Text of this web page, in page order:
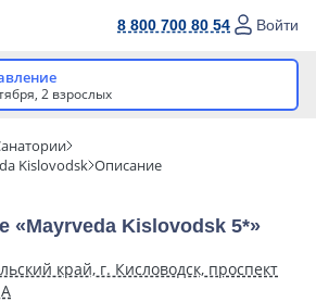
8 800 700 80 54 Войти
2 взрослых
Kislovodsk Описание
«Mayrveda Kislovodsk 5*»
край, г. Кисловодск, проспект